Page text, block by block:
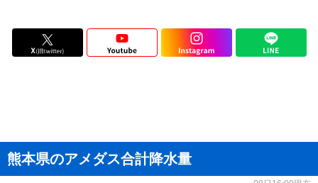
熊本県のアメダス合計降水量